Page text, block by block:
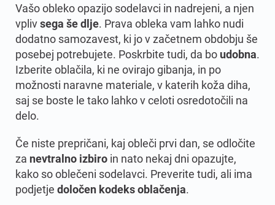
Vašo obleko opazijo sodelavci in nadrejeni, a njen
vplivsega še dlje. Prava obleka vam lahko nudi
dodatno samozavest, ki jo v začetnem obdobju še
posebej potrebujete. Poskrbite tudi, da bo udobna.
Izberite oblačila, ki ne ovirajo gibanja, in po
možnosti naravne materiale, v katerih koža diha,
saj se boste le tako lahko v celoti osredotočili na
delo.
Če niste prepričani, kaj obleči prvi dan, se odločite
za nevtralno izbiro in nato nekaj dni opazujte,
kako so oblečeni sodelavci. Preverite tudi, ali ima
podjetje določen kodeks oblačenja.